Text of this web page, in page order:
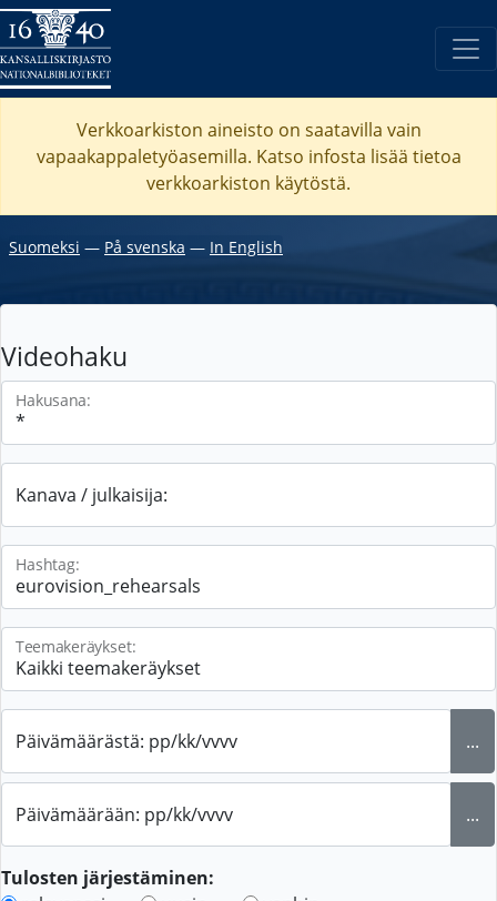
Verkkoarkiston aineisto on saatavilla vain
vapaakappaletyöasemilla. Katso infosta lisää tietoa
verkkoarkiston käytöstä.
Suomeksi ― På svenska ― In English
Videohaku
Hakusana:
Kanava / julkaisija:
Hashtag:
Teemakeräykset:
Päivämäärästä: pp/kk/vvvv ...
Päivämäärään: pp/kk/vvvv ...
Tulosten järjestäminen: